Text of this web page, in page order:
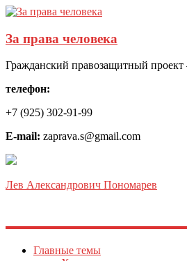
За права человека
Гражданский правозащитный
телефон:
+7 (925) 302-91-99
E-mail: zaprava.s@gmail.com
Лев Александрович Пономарев
Главные темы